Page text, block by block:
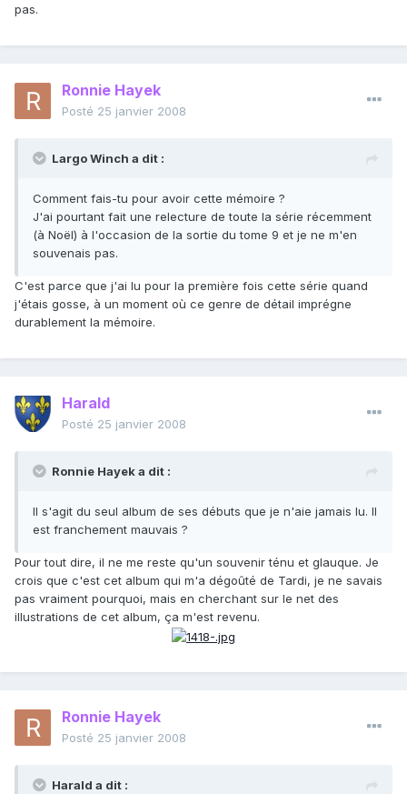
pas.
Ronnie Hayek
Posté 25 janvier 2008
Largo Winch a dit :
Comment fais-tu pour avoir cette mémoire ?
J'ai pourtant fait une relecture de toute la série récemment
(à Noël) à l'occasion de la sortie du tome 9 et je ne m'en
souvenais pas.
C'est parce que j'ai lu pour la première fois cette série quand
j'étais gosse, à un moment où ce genre de détail imprégne
durablement la mémoire.
Harald
Posté 25 janvier 2008
Ronnie Hayek a dit :
Il s'agit du seul album de ses débuts que je n'aie jamais lu. Il
est franchement mauvais ?
Pour tout dire, il ne me reste qu'un souvenir ténu et glauque. Je
crois que c'est cet album qui m'a dégoûté de Tardi, je ne savais
pas vraiment pourquoi, mais en cherchant sur le net des
illustrations de cet album, ça m'est revenu.
Ronnie Hayek
Posté 25 janvier 2008
Harald a dit :